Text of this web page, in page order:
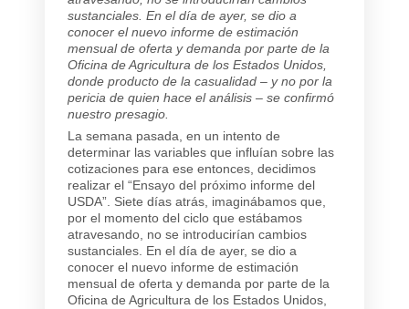
sustanciales. En el día de ayer, se dio a
conocer el nuevo informe de estimación
mensual de oferta y demanda por parte de la
Oficina de Agricultura de los Estados Unidos,
donde producto de la casualidad – y no por la
pericia de quien hace el análisis – se confirmó
nuestro presagio.
La semana pasada, en un intento de
determinar las variables que influían sobre las
cotizaciones para ese entonces, decidimos
realizar el “Ensayo del próximo informe del
USDA”. Siete días atrás, imaginábamos que,
por el momento del ciclo que estábamos
atravesando, no se introducirían cambios
sustanciales. En el día de ayer, se dio a
conocer el nuevo informe de estimación
mensual de oferta y demanda por parte de la
Oficina de Agricultura de los Estados Unidos,